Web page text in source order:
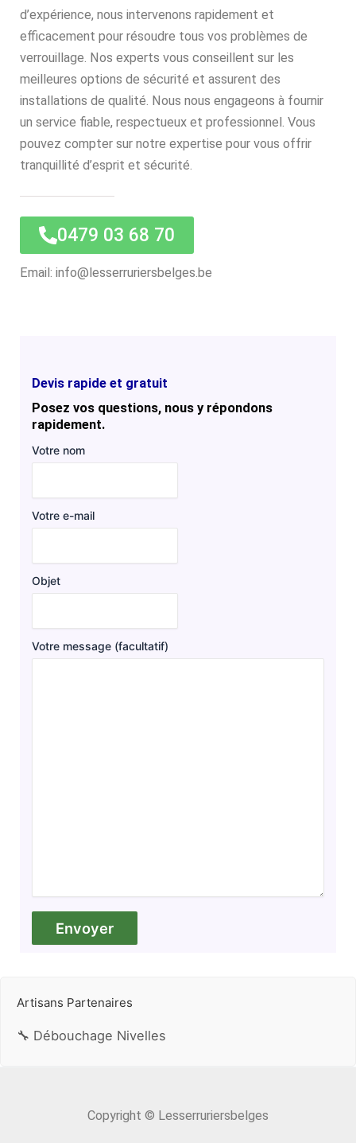
d’expérience, nous intervenons rapidement et
efficacement pour résoudre tous vos problèmes de
verrouillage. Nos experts vous conseillent sur les
meilleures options de sécurité et assurent des
installations de qualité. Nous nous engageons à fournir
un service fiable, respectueux et professionnel. Vous
pouvez compter sur notre expertise pour vous offrir
tranquillité d’esprit et sécurité.
0479 03 68 70
Email: info@lesserruriersbelges.be
Devis rapide et gratuit
Posez vos questions, nous y répondons
rapidement.
Votre nom
Votre e-mail
Objet
Votre message (facultatif)
Artisans Partenaires
🔧 Débouchage Nivelles
Copyright © Lesserruriersbelges